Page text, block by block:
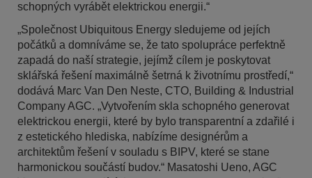
schopných vyrábět elektrickou energii.“
„Společnost Ubiquitous Energy sledujeme od jejích
počátků a domníváme se, že tato spolupráce perfektně
zapadá do naší strategie, jejímž cílem je poskytovat
sklářská řešení maximálně šetrná k životnímu prostředí,“
dodává Marc Van Den Neste, CTO, Building & Industrial
Company AGC. „Vytvořením skla schopného generovat
elektrickou energii, které by bylo transparentní a zdařilé i
z estetického hlediska, nabízíme designérům a
architektům řešení v souladu s BIPV, které se stane
harmonickou součástí budov.“ Masatoshi Ueno, AGC